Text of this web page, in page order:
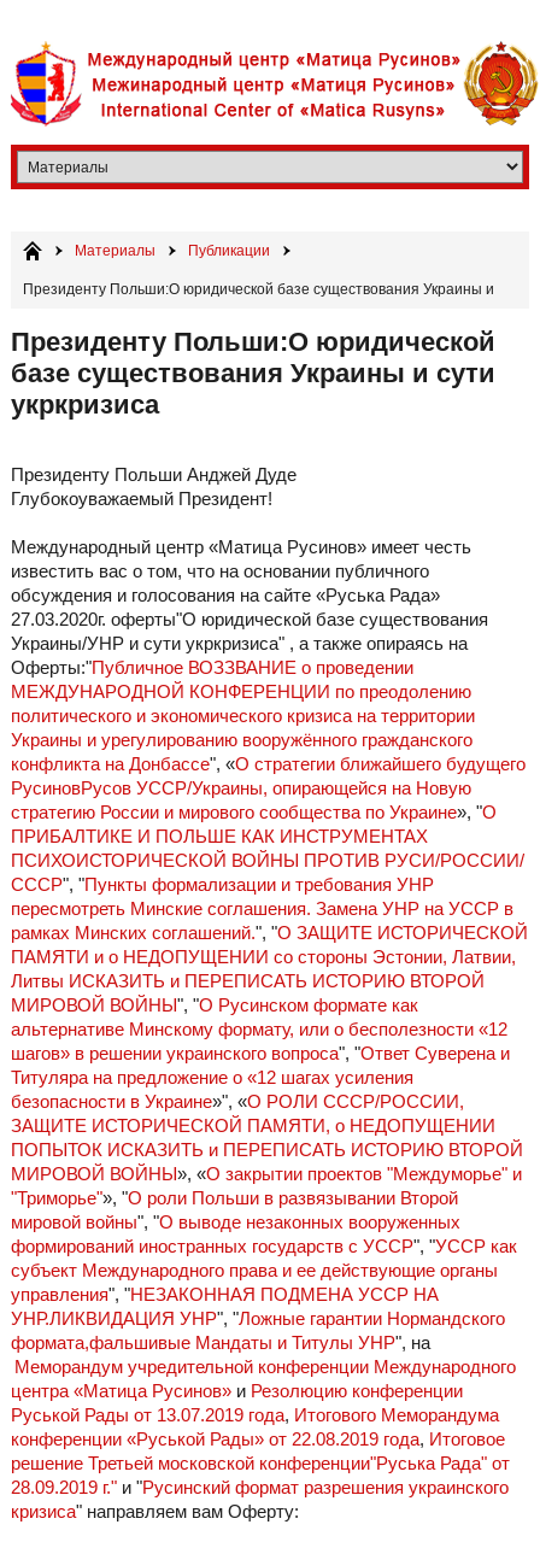
Материалы Публикации
Президенту Польши:О юридической базе существования Украины и
Президенту Польши:О юридической
базе существования Украины и сути
укркризиса
Президенту Польши Анджей Дуде
Глубокоуважаемый Президент!
Международный центр «Матица Русинов» имеет честь
известить вас о том, что на основании публичного
обсуждения и голосования на сайте «Руська Рада»
27.03.2020г. оферты"О юридической базе существования
Украины/УНР и сути укркризиса" , а также опираясь на
Оферты:"Публичное ВОЗЗВАНИЕ о проведении
МЕЖДУНАРОДНОЙ КОНФЕРЕНЦИИ по преодолению
политического и экономического кризиса на территории
Украины и урегулированию вооружённого гражданского
конфликта на Донбассе", «О стратегии ближайшего будущего
РусиновРусов УССР/Украины, опирающейся на Новую
стратегию России и мирового сообщества по Украине», "О
ПРИБАЛТИКЕ И ПОЛЬШЕ КАК ИНСТРУМЕНТАХ
ПСИХОИСТОРИЧЕСКОЙ ВОЙНЫ ПРОТИВ РУСИ/РОССИИ/
СССР", "Пункты формализации и требования УНР
пересмотреть Минские соглашения. Замена УНР на УССР в
рамках Минских соглашений.", "О ЗАЩИТЕ ИСТОРИЧЕСКОЙ
ПАМЯТИ и о НЕДОПУЩЕНИИ со стороны Эстонии, Латвии,
Литвы ИСКАЗИТЬ и ПЕРЕПИСАТЬ ИСТОРИЮ ВТОРОЙ
МИРОВОЙ ВОЙНЫ", "О Русинском формате как
альтернативе Минскому формату, или о бесполезности «12
шагов» в решении украинского вопроса", "Ответ Суверена и
Титуляра на предложение о «12 шагах усиления
безопасности в Украине»", «О РОЛИ СССР/РОССИИ,
ЗАЩИТЕ ИСТОРИЧЕСКОЙ ПАМЯТИ, о НЕДОПУЩЕНИИ
ПОПЫТОК ИСКАЗИТЬ и ПЕРЕПИСАТЬ ИСТОРИЮ ВТОРОЙ
МИРОВОЙ ВОЙНЫ», «О закрытии проектов "Междуморье" и
"Триморье"», "О роли Польши в развязывании Второй
мировой войны", "О выводе незаконных вооруженных
формирований иностранных государств с УССР", "УССР как
субъект Международного права и ее действующие органы
управления", "НЕЗАКОННАЯ ПОДМЕНА УССР НА
УНР.ЛИКВИДАЦИЯ УНР", "Ложные гарантии Нормандского
формата,фальшивые Мандаты и Титулы УНР", на
Меморандум учредительной конференции Международного
центра «Матица Русинов»и Резолюцию конференции
Руськой Рады от 13.07.2019 года, Итогового Меморандума
конференции «Руськой Рады» от 22.08.2019 года, Итоговое
решение Третьей московской конференции"Руська Рада" от
28.09.2019 г."и "Русинский формат разрешения украинского
кризиса" направляем вам Оферту: